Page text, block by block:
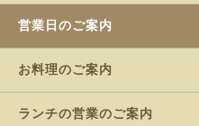
営業日のご案内
お料理のご案内
ランチの営業のご案内